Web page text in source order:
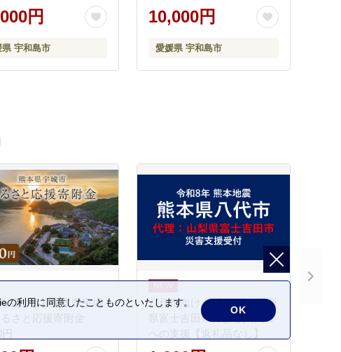
火 ( デコポン と同品
らぬい 河内晩柑 ブル
ャーベット スイーツ
物 フルーツ 産地直
円
県 宇和島市
理 J010-126002
10,000円
愛媛県 宇和島市
品なし】熊本県宇城
るさと応援寄附金
八代市向け 災害支援※山梨
県富士吉田市による八代市
への支援【返礼品なし】
利用に同意したことものといたします。
OK